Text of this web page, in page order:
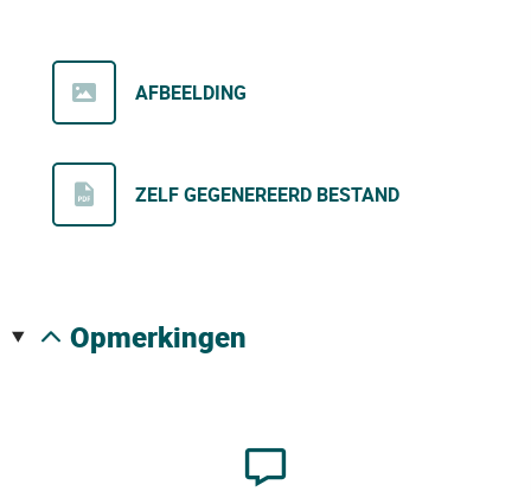
AFBEELDING
ZELF GEGENEREERD BESTAND
opmerkingen